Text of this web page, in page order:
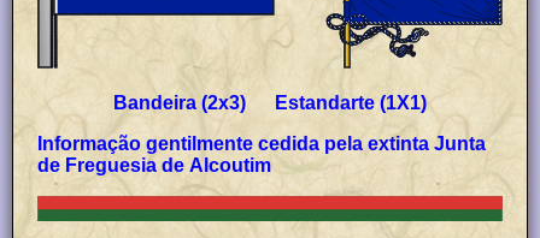
Bandeira (2x3) Estandarte (1X1)
Informação gentilmente cedida pela extinta Junta
de Freguesia de Alcoutim